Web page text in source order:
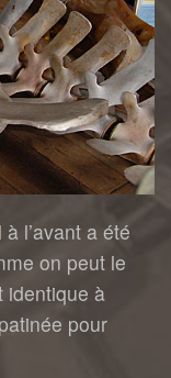
l’avant a été
on peut le
identique à
pour